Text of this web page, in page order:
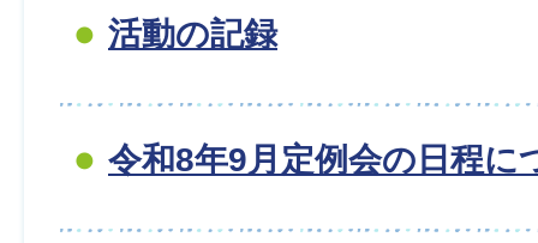
活動の記録
令和8年9月定例会の日程に